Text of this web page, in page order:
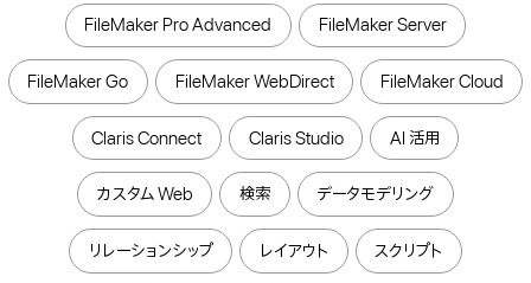
FileMaker Pro Advanced FileMaker Server
FileMaker Go FileMaker WebDirect FileMaker Cloud
Claris Connect Claris Studio AI 活用
カスタム Web 検索 データモデリング
リレーションシップ レイアウト スクリプト